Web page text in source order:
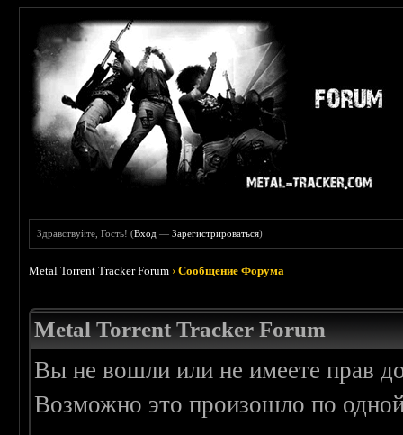
Здравствуйте, Гость! (Вход —Зарегистрироваться)
Metal Torrent Tracker Forum ›Сообщение Форума
Metal Torrent Tracker Forum
Вы не вошли или не имеете прав
Возможно это произошло по